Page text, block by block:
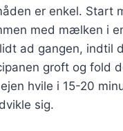
er enkel. Start
med mælken i
ad gangen, indtil
groft og fold
hvile i 15-20
sig.